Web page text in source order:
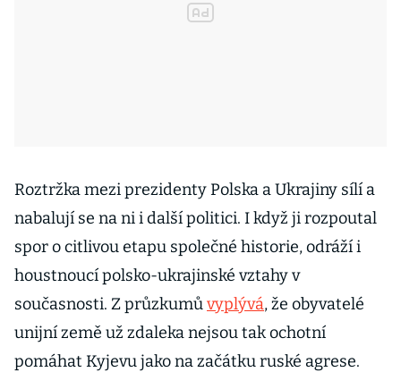
Roztržka mezi prezidenty Polska a Ukrajiny sílí a
nabalují se na ni i další politici. I když ji rozpoutal
spor o citlivou etapu společné historie, odráží i
houstnoucí polsko-ukrajinské vztahy v
současnosti. Z průzkumůvyplývá, že obyvatelé
unijní země už zdaleka nejsou tak ochotní
pomáhat Kyjevu jako na začátku ruské agrese.